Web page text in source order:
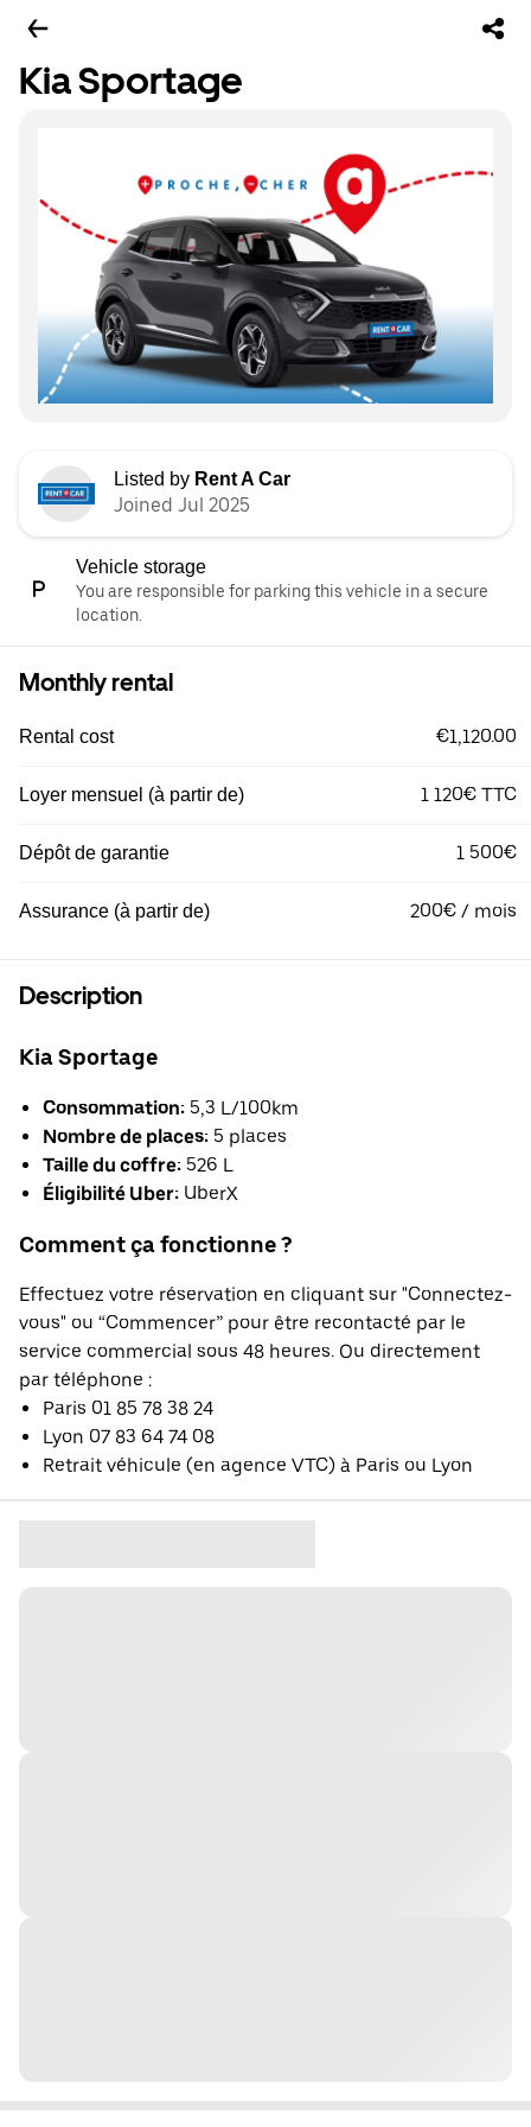
Kia Sportage
Listed by Rent A Car
Joined Jul 2025
Vehicle storage
You are responsible for parking this vehicle in a secure
location.
Monthly rental
Rental cost €1,120.00
Loyer mensuel (à partir de) 1 120€ TTC
Dépôt de garantie 1 500€
Assurance (à partir de) 200€ / mois
Description
Kia Sportage
Consommation: 5,3 L/100km
Nombre de places: 5 places
Taille du coffre: 526 L
Éligibilité Uber: UberX
Comment ça fonctionne ?
Effectuez votre réservation en cliquant sur "Connectez-
vous" ou “Commencer” pour être recontacté par le
service commercial sous 48 heures. Ou directement
par téléphone :
Paris 01 85 78 38 24
Lyon 07 83 64 74 08
Retrait véhicule (en agence VTC) à Paris ou Lyon